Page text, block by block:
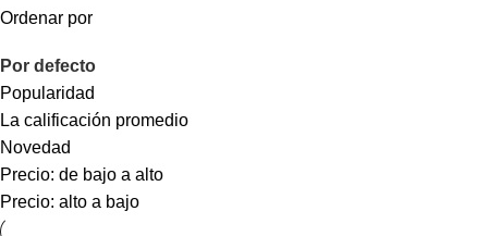
Ordenar por
Por defecto
Popularidad
La calificación promedio
Novedad
Precio: de bajo a alto
Precio: alto a bajo